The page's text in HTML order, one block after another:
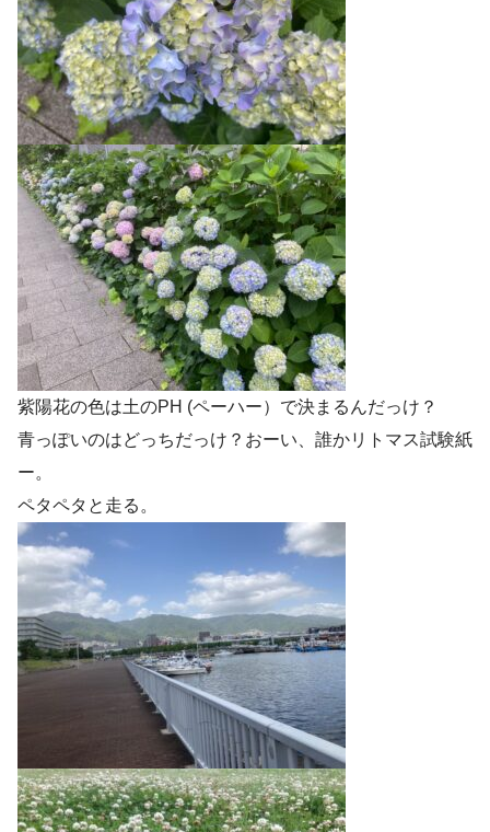
紫陽花の色は土のPH (ペーハー）で決まるんだっけ？
青っぽいのはどっちだっけ？おーい、誰かリトマス試験紙
ー。
ペタペタと走る。